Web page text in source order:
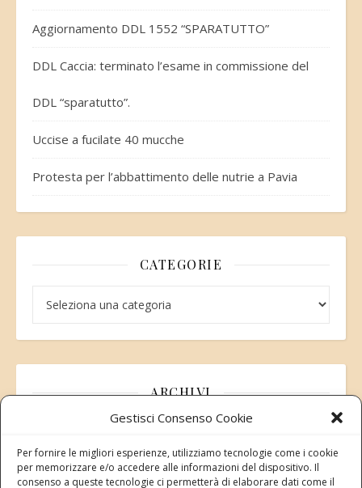
Gestisci Consenso Cookie
Per fornire le migliori esperienze, utilizziamo tecnologie come i cookie
per memorizzare e/o accedere alle informazioni del dispositivo. Il
consenso a queste tecnologie ci permetterà di elaborare dati come il
Aggiornamento DDL 1552 “SPARATUTTO”
DDL Caccia: terminato l’esame in commissione del
DDL “sparatutto”.
Uccise a fucilate 40 mucche
Protesta per l’abbattimento delle nutrie a Pavia
CATEGORIE
ARCHIVI